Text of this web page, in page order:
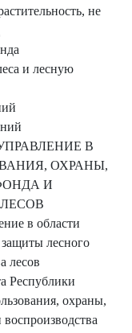
не
и лесную
В
ОХРАНЫ,
И
в области
лесного
лесов
Республики
охраны,